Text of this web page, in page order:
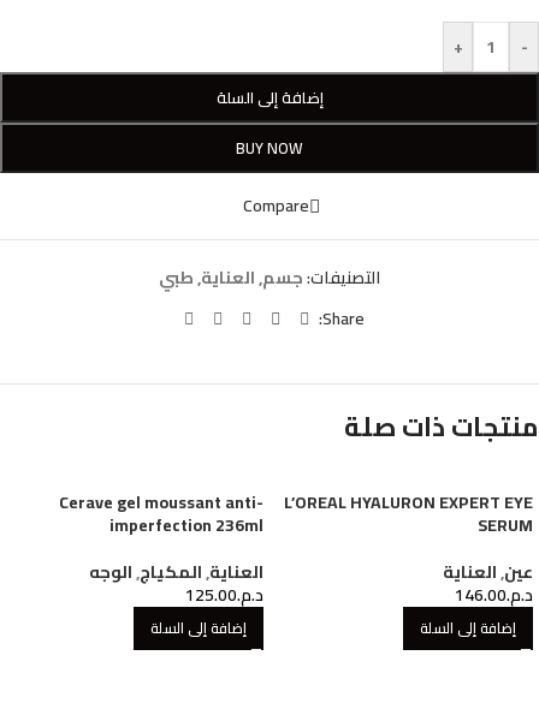
-
+
إضافة إلى السلة
BUY NOW
Compare
التصنيفات:جسم,العناية,طبي
Share:
منتجات ذات صلة
L’OREAL HYALURON EXPERT EYE
SERUM
عين,العناية
د.م.146.00
إضافة إلى السلة
Cerave gel moussant anti-
imperfection 236ml
العناية,المكياج,الوجه
د.م.125.00
إضافة إلى السلة